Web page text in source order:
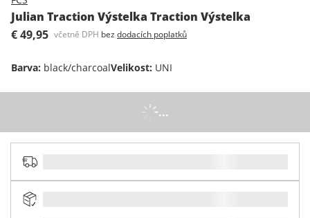
Julian Traction Výstelka Traction Výstelka
€ 49,95 včetně DPH bez dodacích poplatků
Barva: black/charcoalVelikost: UNI
...